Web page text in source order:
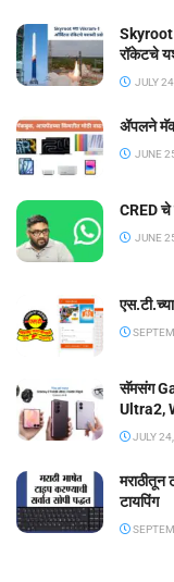
Skyroot
रॉकेटचे
JULY
ॲपलने
JUNE
CRED
JUNE
सॅमसंग
Ultra2,
JULY
मराठीतून
टायपिंग